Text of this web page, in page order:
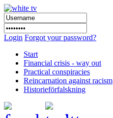
Login Forgot your password?
Start
Financial crisis - way out
Practical conspiracies
Reincarnation against racism
Historieförfalskning